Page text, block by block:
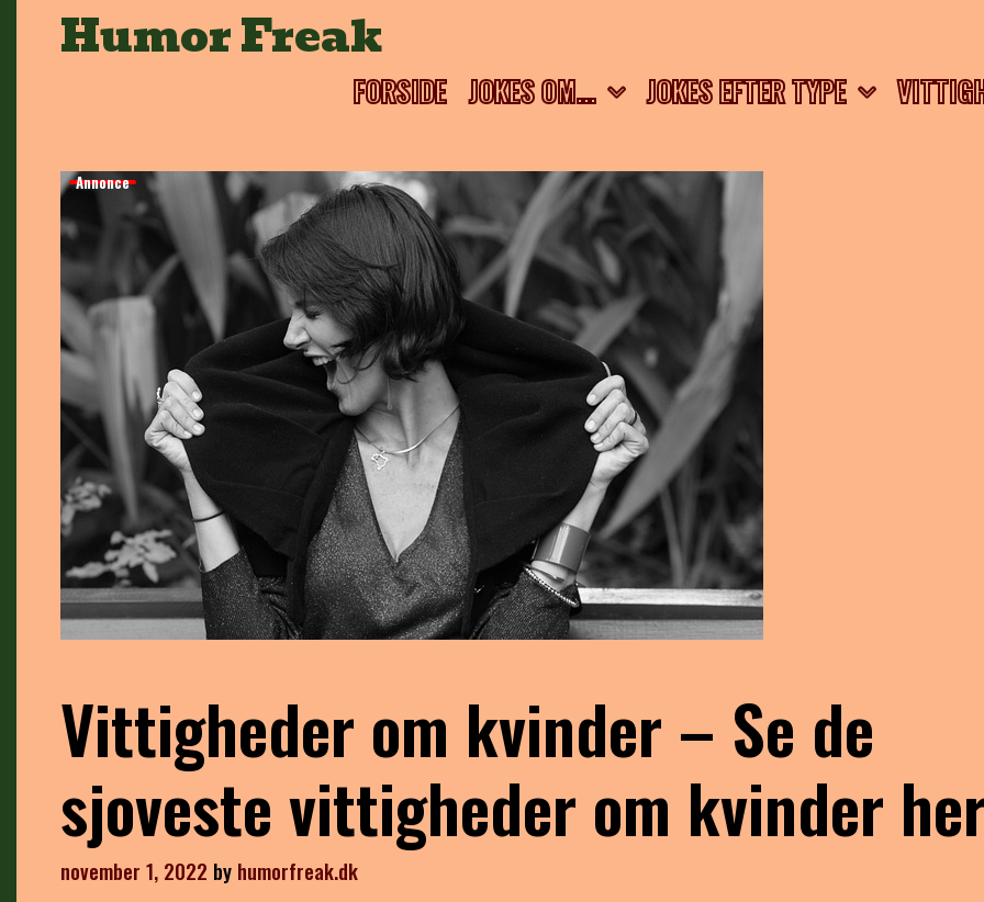
Humor Freak
FORSIDE JOKES OM… JOKES EFTER TYPE
Annonce
Vittigheder om kvinder – Se de
sjoveste vittigheder om kvinder
november 1, 2022 by humorfreak.dk